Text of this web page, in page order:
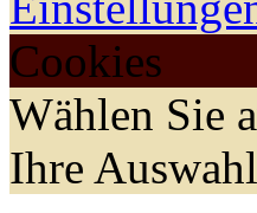
Cookies
Wählen Sie
Ihre